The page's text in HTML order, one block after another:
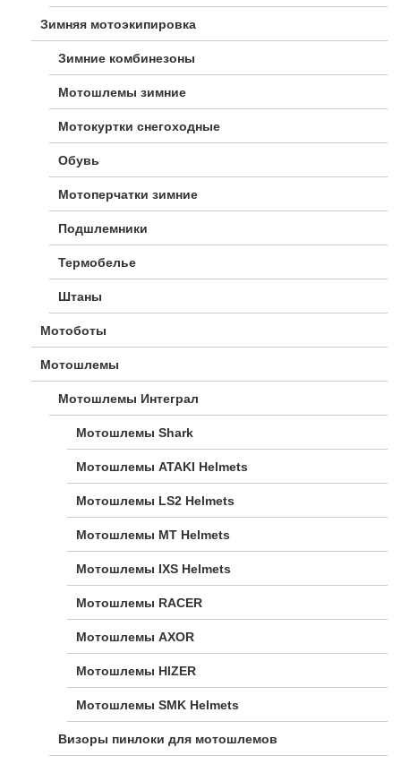
Зимняя мотоэкипировка
Зимние комбинезоны
Мотошлемы зимние
Мотокуртки снегоходные
Обувь
Мотоперчатки зимние
Подшлемники
Термобелье
Штаны
Мотоботы
Мотошлемы
Мотошлемы Интеграл
Мотошлемы Shark
Мотошлемы ATAKI Helmets
Мотошлемы LS2 Helmets
Мотошлемы MT Helmets
Мотошлемы IXS Helmets
Мотошлемы RACER
Мотошлемы AXOR
Мотошлемы HIZER
Мотошлемы SMK Helmets
Визоры пинлоки для мотошлемов